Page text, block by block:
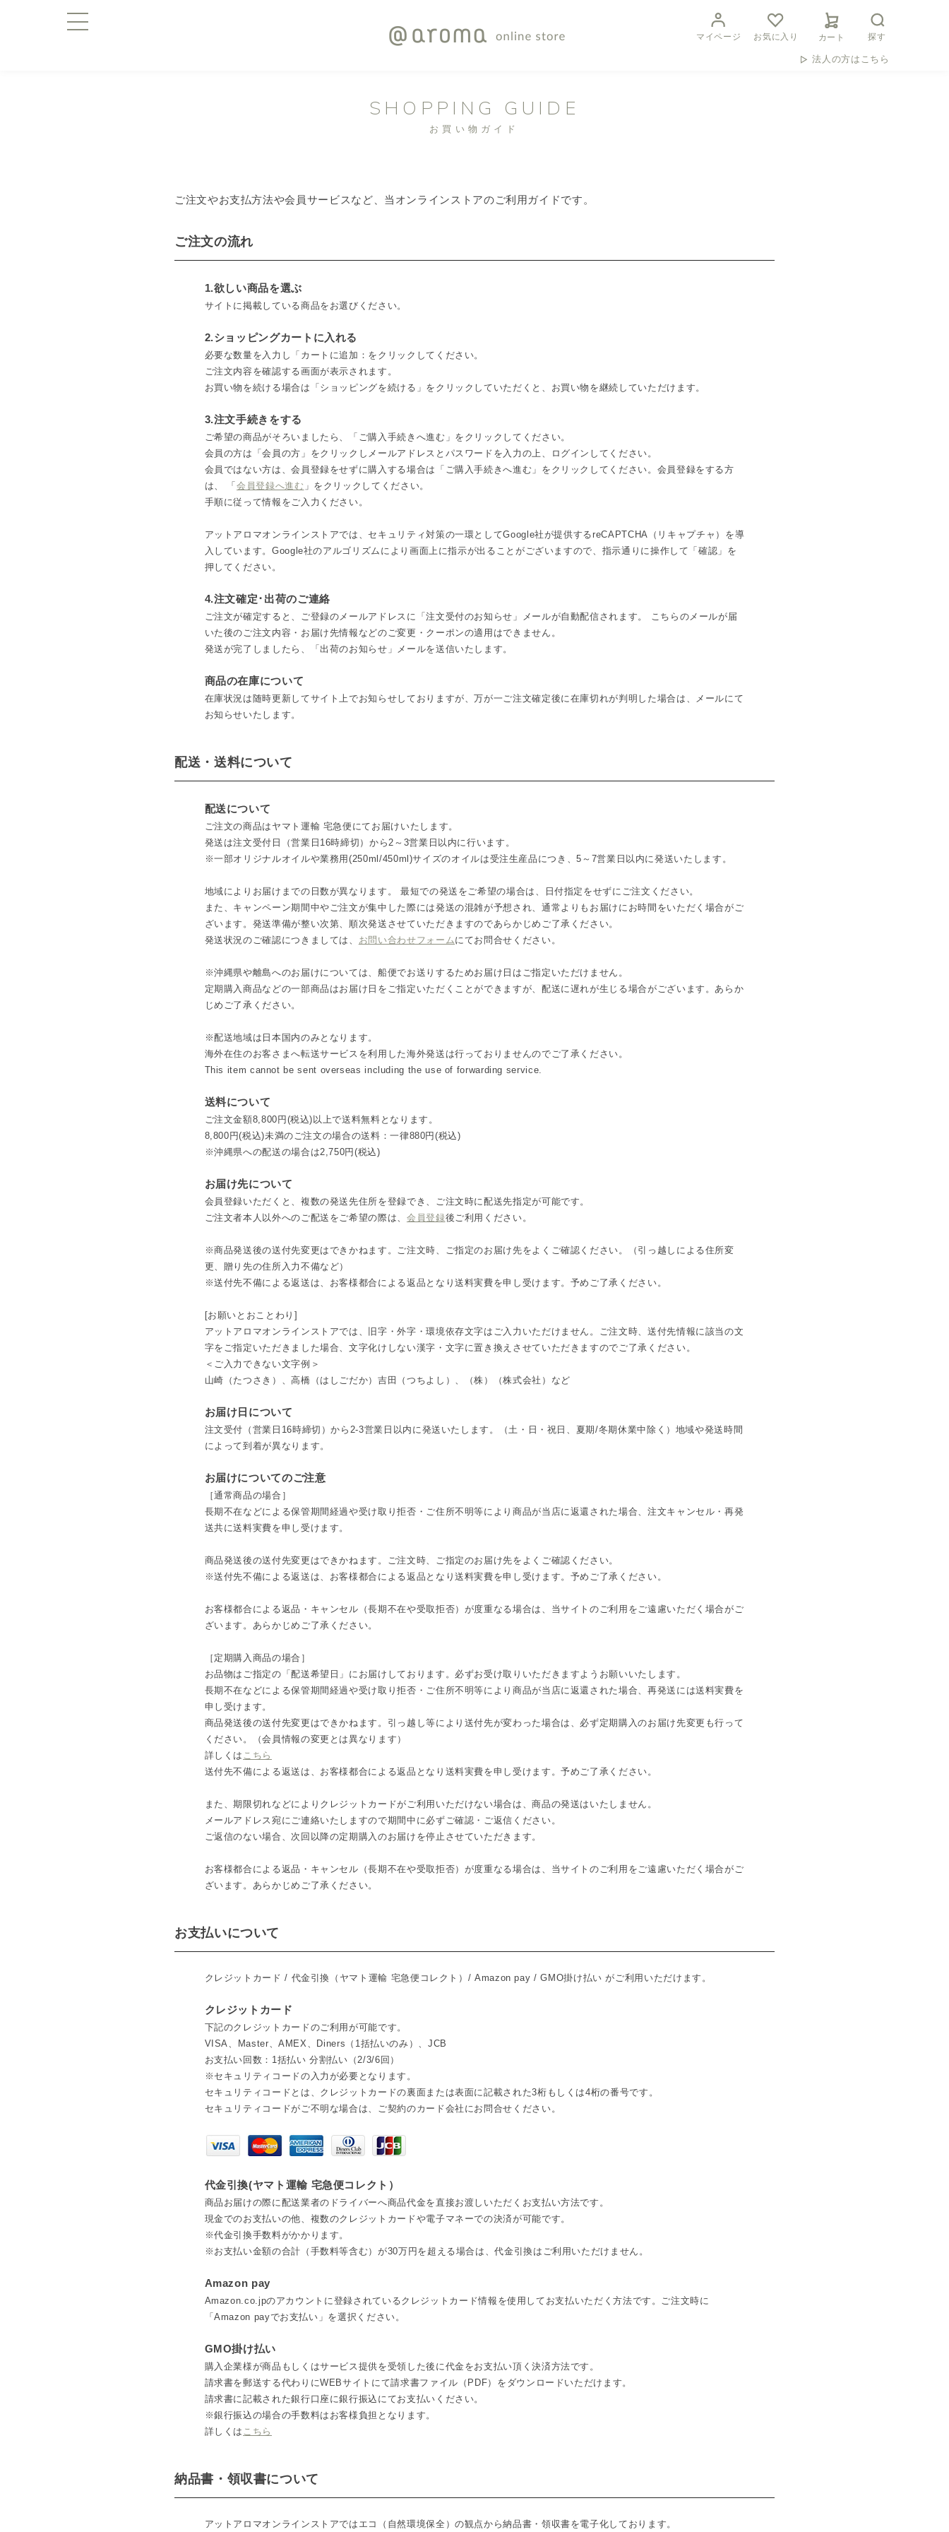
マイページ お気に入り カート 探す
法人の方はこちら
SHOPPING GUIDE
お買い物ガイド
ご注文やお支払方法や会員サービスなど、当オンラインストアのご利用ガイドです。
ご注文の流れ
1.欲しい商品を選ぶ
サイトに掲載している商品をお選びください。
2.ショッピングカートに入れる
必要な数量を入力し「カートに追加：をクリックしてください。
ご注文内容を確認する画面が表示されます。
お買い物を続ける場合は「ショッピングを続ける」をクリックしていただくと、お買い物を継続していただけます。
3.注文手続きをする
ご希望の商品がそろいましたら、「ご購入手続きへ進む」をクリックしてください。
会員の方は「会員の方」をクリックしメールアドレスとパスワードを入力の上、ログインしてください。
会員ではない方は、会員登録をせずに購入する場合は「ご購入手続きへ進む」をクリックしてください。会員登録をする方
は、 「会員登録へ進む 」をクリックしてください。
手順に従って情報をご入力ください。
アットアロマオンラインストアでは、セキュリティ対策の一環としてGoogle社が提供するreCAPTCHA（リキャプチャ）を導
入しています。Google社のアルゴリズムにより画面上に指示が出ることがございますので、指示通りに操作して「確認」を
押してください。
4.注文確定･出荷のご連絡
ご注文が確定すると、ご登録のメールアドレスに「注文受付のお知らせ」メールが自動配信されます。 こちらのメールが届
いた後のご注文内容・お届け先情報などのご変更・クーポンの適用はできません。
発送が完了しましたら、「出荷のお知らせ」メールを送信いたします。
商品の在庫について
在庫状況は随時更新してサイト上でお知らせしておりますが、万が一ご注文確定後に在庫切れが判明した場合は、メールにて
お知らせいたします。
配送・送料について
配送について
ご注文の商品はヤマト運輸 宅急便にてお届けいたします。
発送は注文受付日（営業日16時締切）から2～3営業日以内に行います。
※一部オリジナルオイルや業務用(250ml/450ml)サイズのオイルは受注生産品につき、5～7営業日以内に発送いたします。
地域によりお届けまでの日数が異なります。 最短での発送をご希望の場合は、日付指定をせずにご注文ください。
また、キャンペーン期間中やご注文が集中した際には発送の混雑が予想され、通常よりもお届けにお時間をいただく場合がご
ざいます。発送準備が整い次第、順次発送させていただきますのであらかじめご了承ください。
発送状況のご確認につきましては、 お問い合わせフォームにてお問合せください。
※沖縄県や離島へのお届けについては、船便でお送りするためお届け日はご指定いただけません。
定期購入商品などの一部商品はお届け日をご指定いただくことができますが、配送に遅れが生じる場合がございます。あらか
じめご了承ください。
※配送地域は日本国内のみとなります。
海外在住のお客さまへ転送サービスを利用した海外発送は行っておりませんのでご了承ください。
This item cannot be sent overseas including the use of forwarding service.
送料について
ご注文金額8,800円(税込)以上で送料無料となります。
8,800円(税込)未満のご注文の場合の送料：一律880円(税込)
※沖縄県への配送の場合は2,750円(税込)
お届け先について
会員登録いただくと、複数の発送先住所を登録でき、ご注文時に配送先指定が可能です。
ご注文者本人以外へのご配送をご希望の際は、 会員登録後ご利用ください。
※商品発送後の送付先変更はできかねます。ご注文時、ご指定のお届け先をよくご確認ください。（引っ越しによる住所変
更、贈り先の住所入力不備など）
※送付先不備による返送は、お客様都合による返品となり送料実費を申し受けます。予めご了承ください。
[お願いとおことわり]
アットアロマオンラインストアでは、旧字・外字・環境依存文字はご入力いただけません。ご注文時、送付先情報に該当の文
字をご指定いただきました場合、文字化けしない漢字・文字に置き換えさせていただきますのでご了承ください。
＜ご入力できない文字例＞
山崎（たつさき）、高橋（はしごだか）吉田（つちよし）、（株）（株式会社）など
お届け日について
注文受付（営業日16時締切）から2-3営業日以内に発送いたします。（土・日・祝日、夏期/冬期休業中除く）地域や発送時間
によって到着が異なります。
お届けについてのご注意
［通常商品の場合］
長期不在などによる保管期間経過や受け取り拒否・ご住所不明等により商品が当店に返還された場合、注文キャンセル・再発
送共に送料実費を申し受けます。
商品発送後の送付先変更はできかねます。ご注文時、ご指定のお届け先をよくご確認ください。
※送付先不備による返送は、お客様都合による返品となり送料実費を申し受けます。予めご了承ください。
お客様都合による返品・キャンセル（長期不在や受取拒否）が度重なる場合は、当サイトのご利用をご遠慮いただく場合がご
ざいます。あらかじめご了承ください。
［定期購入商品の場合］
お品物はご指定の「配送希望日」にお届けしております。必ずお受け取りいただきますようお願いいたします。
長期不在などによる保管期間経過や受け取り拒否・ご住所不明等により商品が当店に返還された場合、再発送には送料実費を
申し受けます。
商品発送後の送付先変更はできかねます。引っ越し等により送付先が変わった場合は、必ず定期購入のお届け先変更も行って
ください。（会員情報の変更とは異なります）
詳しくは こちら
送付先不備による返送は、お客様都合による返品となり送料実費を申し受けます。予めご了承ください。
また、期限切れなどによりクレジットカードがご利用いただけない場合は、商品の発送はいたしません。
メールアドレス宛にご連絡いたしますので期間中に必ずご確認・ご返信ください。
ご返信のない場合、次回以降の定期購入のお届けを停止させていただきます。
お客様都合による返品・キャンセル（長期不在や受取拒否）が度重なる場合は、当サイトのご利用をご遠慮いただく場合がご
ざいます。あらかじめご了承ください。
お支払いについて
クレジットカード / 代金引換（ヤマト運輸 宅急便コレクト）/ Amazon pay / GMO掛け払い がご利用いただけます。
クレジットカード
下記のクレジットカードのご利用が可能です。
VISA、Master、AMEX、Diners（1括払いのみ）、JCB
お支払い回数：1括払い 分割払い（2/3/6回）
※セキュリティコードの入力が必要となります。
セキュリティコードとは、クレジットカードの裏面または表面に記載された3桁もしくは4桁の番号です。
セキュリティコードがご不明な場合は、ご契約のカード会社にお問合せください。
代金引換(ヤマト運輸 宅急便コレクト）
商品お届けの際に配送業者のドライバーへ商品代金を直接お渡しいただくお支払い方法です。
現金でのお支払いの他、複数のクレジットカードや電子マネーでの決済が可能です。
※代金引換手数料がかかります。
※お支払い金額の合計（手数料等含む）が30万円を超える場合は、代金引換はご利用いただけません。
Amazon pay
Amazon.co.jpのアカウントに登録されているクレジットカード情報を使用してお支払いただく方法です。ご注文時に
「Amazon payでお支払い」を選択ください。
GMO掛け払い
購入企業様が商品もしくはサービス提供を受領した後に代金をお支払い頂く決済方法です。
請求書を郵送する代わりにWEBサイトにて請求書ファイル（PDF）をダウンロードいただけます。
請求書に記載された銀行口座に銀行振込にてお支払いください。
※銀行振込の場合の手数料はお客様負担となります。
詳しくは こちら
納品書・領収書について
アットアロマオンラインストアではエコ（自然環境保全）の観点から納品書・領収書を電子化しております。